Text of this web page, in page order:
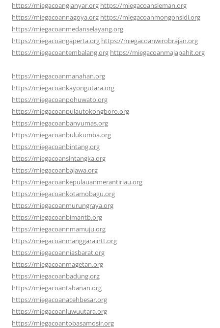
https://miegacoangianyar.org https://miegacoansleman.org
https://miegacoannagoya.org https://miegacoanmongonsidi.org
https://miegacoanmedanselayang.org
https://miegacoangaperta.org https://miegacoanwirobrajan.org
https://miegacoantembalang.org https://miegacoanmajapahit.org
https://miegacoanmanahan.org
https://miegacoankayongutara.org
https://miegacoanpohuwato.org
https://miegacoanpulautokongboro.org
https://miegacoanbanyumas.org
https://miegacoanbulukumba.org
https://miegacoanbintang.org
https://miegacoansintangka.org
https://miegacoanbajawa.org
https://miegacoankepulauanmerantiriau.org
https://miegacoankotamobagu.org
https://miegacoanmurungraya.org
https://miegacoanbimantb.org
https://miegacoannmamuju.org
https://miegacoanmanggaraintt.org
https://miegacoanniasbarat.org
https://miegacoanmagetan.org
https://miegacoanbadung.org
https://miegacoantabanan.org
https://miegacoanacehbesar.org
https://miegacoanluwuutara.org
https://miegacoantobasamosir.org